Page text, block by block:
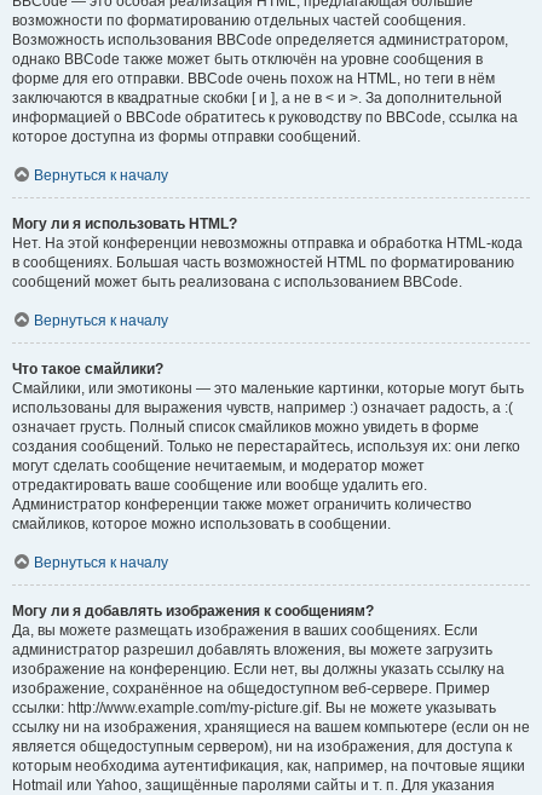
возможности по форматированию отдельных частей сообщения.
Возможность использования BBCode определяется администратором,
однако BBCode также может быть отключён на уровне сообщения в
форме для его отправки. BBCode очень похож на HTML, но теги в нём
заключаются в квадратные скобки [ и ], а не в < и >. За дополнительной
информацией о BBCode обратитесь к руководству по BBCode, ссылка на
которое доступна из формы отправки сообщений.
Вернуться к началу
Могу ли я использовать HTML?
Нет. На этой конференции невозможны отправка и обработка HTML-кода
в сообщениях. Большая часть возможностей HTML по форматированию
сообщений может быть реализована с использованием BBCode.
Вернуться к началу
Что такое смайлики?
Смайлики, или эмотиконы — это маленькие картинки, которые могут быть
использованы для выражения чувств, например :) означает радость, а :(
означает грусть. Полный список смайликов можно увидеть в форме
создания сообщений. Только не перестарайтесь, используя их: они легко
могут сделать сообщение нечитаемым, и модератор может
отредактировать ваше сообщение или вообще удалить его.
Администратор конференции также может ограничить количество
смайликов, которое можно использовать в сообщении.
Вернуться к началу
Могу ли я добавлять изображения к сообщениям?
Да, вы можете размещать изображения в ваших сообщениях. Если
администратор разрешил добавлять вложения, вы можете загрузить
изображение на конференцию. Если нет, вы должны указать ссылку на
изображение, сохранённое на общедоступном веб-сервере. Пример
ссылки: http://www.example.com/my-picture.gif. Вы не можете указывать
ссылку ни на изображения, хранящиеся на вашем компьютере (если он не
является общедоступным сервером), ни на изображения, для доступа к
которым необходима аутентификация, как, например, на почтовые ящики
Hotmail или Yahoo, защищённые паролями сайты и т. п. Для указания